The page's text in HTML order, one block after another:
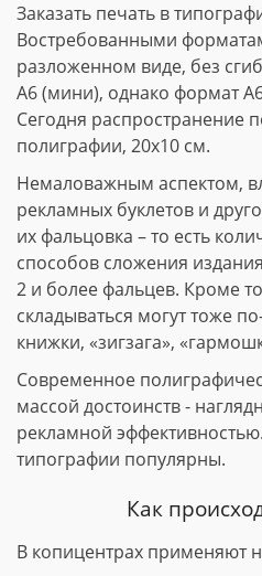
Заказать печать в
Востребованными
разложенном виде, без
А6 (мини), однако формат
Сегодня распространение
полиграфии, 20х10 см.
Немаловажным аспектом,
рекламных буклетов и
их фальцовка – то есть
способов сложения
2 и более фальцев. Кроме
складываться могут тоже
книжки, «зигзага»,
Современное
массой достоинств -
рекламной
типографии популярны.
Как
В копицентрах применяют